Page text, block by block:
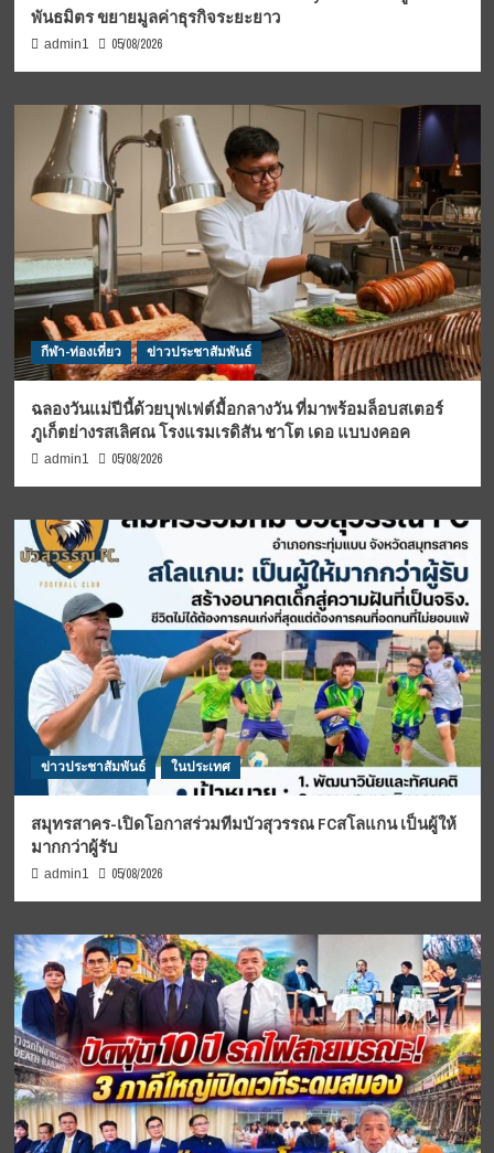
พันธมิตร ขยายมูลค่าธุรกิจระยะยาว
admin1 05/08/2026
กีฬา-ท่องเที่ยว ข่าวประชาสัมพันธ์
ฉลองวันแม่ปีนี้ด้วยบุฟเฟต์มื้อกลางวัน ที่มาพร้อมล็อบสเตอร์
ภูเก็ตย่างรสเลิศณ โรงแรมเรดิสัน ชาโต เดอ แบบงคอค
admin1 05/08/2026
ข่าวประชาสัมพันธ์ ในประเทศ
สมุทรสาคร-เปิดโอกาสร่วมทีมบัวสุวรรณ FCสโลแกน เป็นผู้ให้
มากกว่าผู้รับ
admin1 05/08/2026